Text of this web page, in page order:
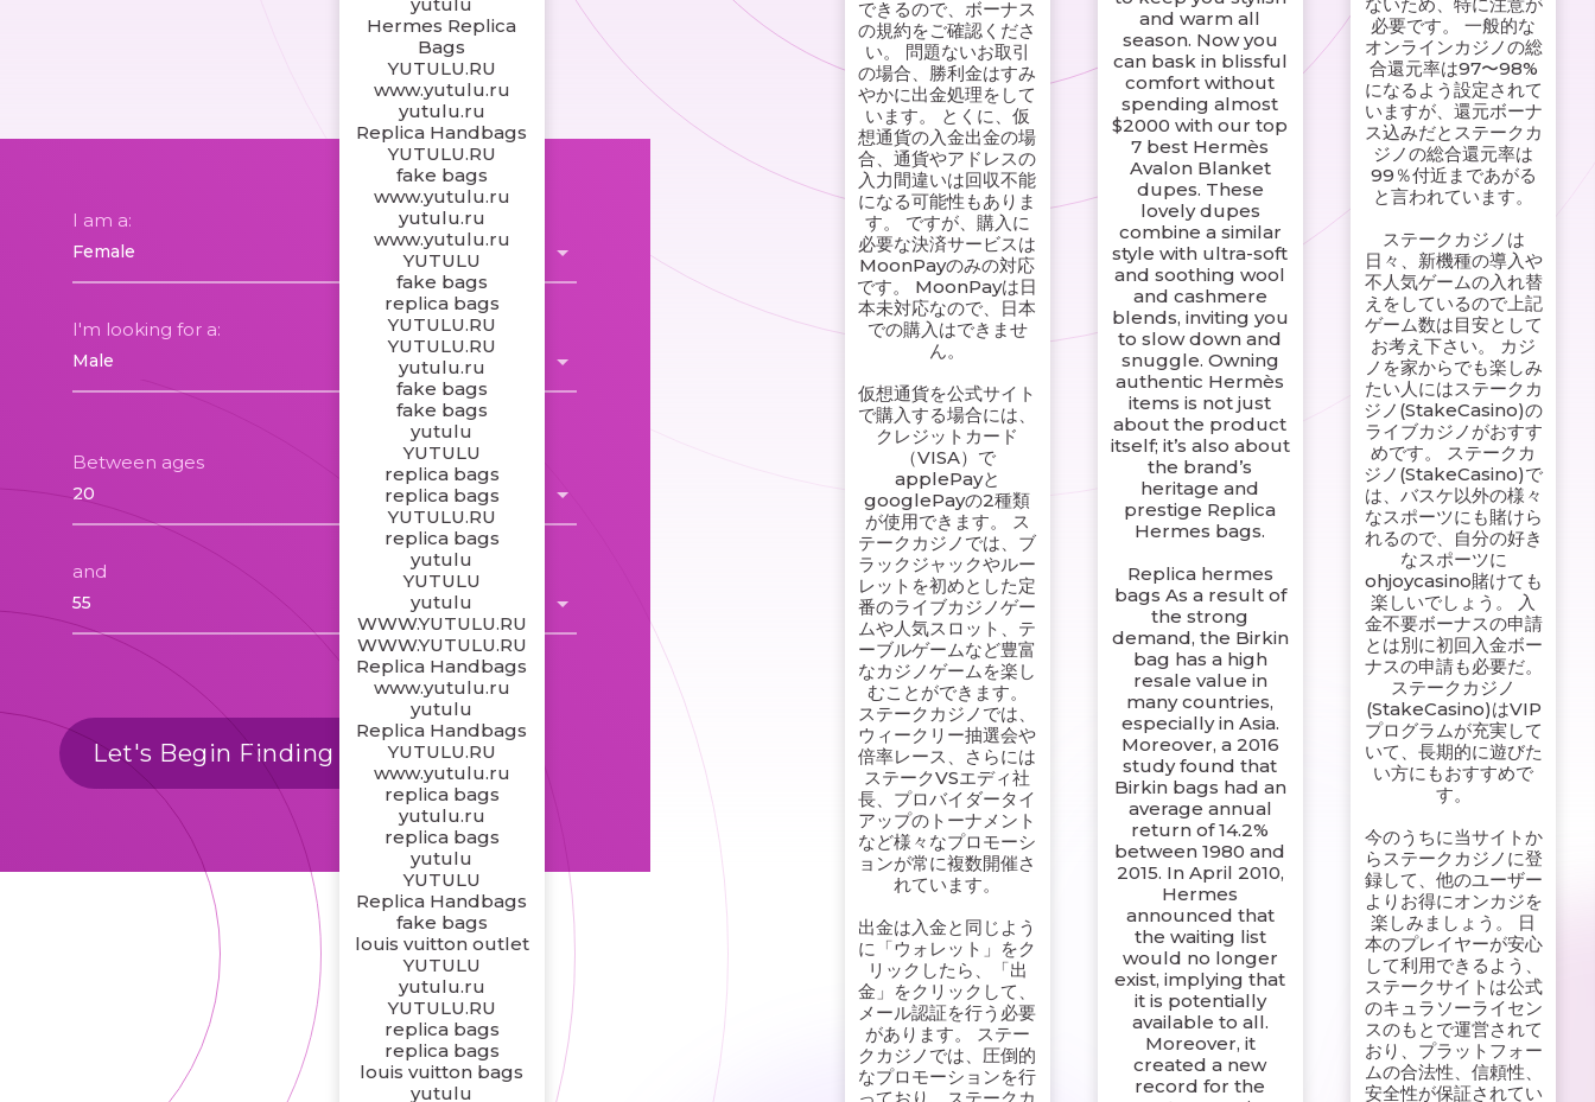
Hermes Replica
Bags
YUTULU.RU
www.yutulu.ru
yutulu.ru
Replica Handbags
YUTULU.RU
fake bags
www.yutulu.ru
yutulu.ru
www.yutulu.ru
YUTULU
fake bags
replica bags
YUTULU.RU
YUTULU.RU
yutulu.ru
fake bags
fake bags
yutulu
YUTULU
replica bags
replica bags
YUTULU.RU
replica bags
yutulu
YUTULU
yutulu
WWW.YUTULU.RU
WWW.YUTULU.RU
Replica Handbags
www.yutulu.ru
yutulu
Replica Handbags
YUTULU.RU
www.yutulu.ru
replica bags
yutulu.ru
replica bags
yutulu
YUTULU
Replica Handbags
fake bags
louis vuitton outlet
YUTULU
yutulu.ru
YUTULU.RU
replica bags
replica bags
louis vuitton bags
yutulu
できるので、ボーナス
の規約をご確認くださ
い。 問題ないお取引
の場合、勝利金はすみ
やかに出金処理をして
います。 とくに、仮
想通貨の入金出金の場
合、通貨やアドレスの
入力間違いは回収不能
になる可能性もありま
す。 ですが、購入に
必要な決済サービスは
MoonPayのみの対応
です。 MoonPayは日
本未対応なので、日本
での購入はできませ
ん。
仮想通貨を公式サイト
で購入する場合には、
クレジットカード
（VISA）で
applePayと
googlePayの2種類
が使用できます。 ス
テークカジノでは、ブ
ラックジャックやルー
レットを初めとした定
番のライブカジノゲー
ムや人気スロット、テ
ーブルゲームなど豊富
なカジノゲームを楽し
むことができます。
ステークカジノでは、
ウィークリー抽選会や
倍率レース、さらには
ステークVSエディ社
長、プロバイダータイ
アップのトーナメント
など様々なプロモーシ
ョンが常に複数開催さ
れています。
出金は入金と同じよう
に「ウォレット」をク
リックしたら、「出
金」をクリックして、
メール認証を行う必要
があります。 ステー
クカジノでは、圧倒的
なプロモーションを行
and warm all
season. Now you
can bask in blissful
comfort without
spending almost
$2000 with our top
7 best Hermès
Avalon Blanket
dupes. These
lovely dupes
combine a similar
style with ultra-soft
and soothing wool
and cashmere
blends, inviting you
to slow down and
snuggle. Owning
authentic Hermès
items is not just
about the product
itself; it’s also about
the brand’s
heritage and
prestige Replica
Hermes bags.
Replica hermes
bags As a result of
the strong
demand, the Birkin
bag has a high
resale value in
many countries,
especially in Asia.
Moreover, a 2016
study found that
Birkin bags had an
average annual
return of 14.2%
between 1980 and
2015. In April 2010,
Hermes
announced that
the waiting list
would no longer
exist, implying that
it is potentially
available to all.
Moreover, it
created a new
record for the
必要です。 一般的な
オンラインカジノの総
合還元率は97〜98%
になるよう設定されて
いますが、還元ボーナ
ス込みだとステークカ
ジノの総合還元率は
99％付近まであがる
と言われています。
ステークカジノは
日々、新機種の導入や
不人気ゲームの入れ替
えをしているので上記
ゲーム数は目安として
お考え下さい。 カジ
ノを家からでも楽しみ
たい人にはステークカ
ジノ(StakeCasino)の
ライブカジノがおすす
めです。 ステークカ
ジノ(StakeCasino)で
は、バスケ以外の様々
なスポーツにも賭けら
れるので、自分の好き
なスポーツに
ohjoycasino賭けても
楽しいでしょう。 入
金不要ボーナスの申請
とは別に初回入金ボー
ナスの申請も必要だ。
ステークカジノ
(StakeCasino)はVIP
プログラムが充実して
いて、長期的に遊びた
い方にもおすすめで
す。
今のうちに当サイトか
らステークカジノに登
録して、他のユーザー
よりお得にオンカジを
楽しみましょう。 日
本のプレイヤーが安心
して利用できるよう、
ステークサイトは公式
のキュラソーライセン
スのもとで運営されて
おり、プラットフォー
ムの合法性、信頼性、
安全性が保証されてい
I am a:
I'm looking for a:
Between ages
and
Let's Begin Finding Matches